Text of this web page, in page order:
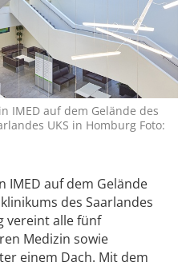
IMED auf dem Gelände des
UKS in Homburg Foto:
IMED auf dem Gelände
des Saarlandes
vereint alle fünf
Medizin sowie
einem Dach. Mit dem